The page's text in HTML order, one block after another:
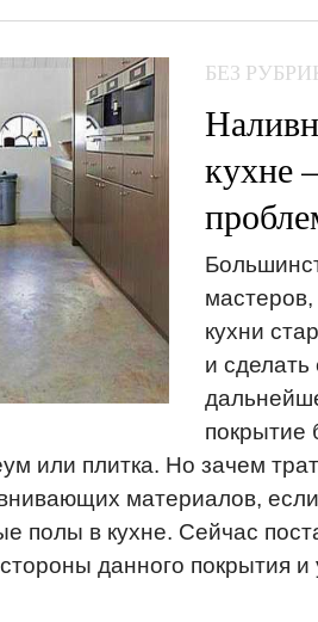
БЕЗ
кухне
кухни
и сделать
покрытие
или плитка. Но зачем
материалов,
полы в кухне. Сейчас
данного покрытия и